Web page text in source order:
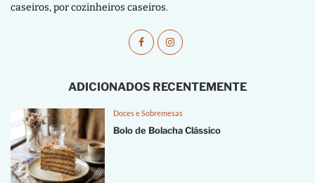
caseiros, por cozinheiros caseiros.
ADICIONADOS RECENTEMENTE
Doces e Sobremesas
Bolo de Bolacha Clássico